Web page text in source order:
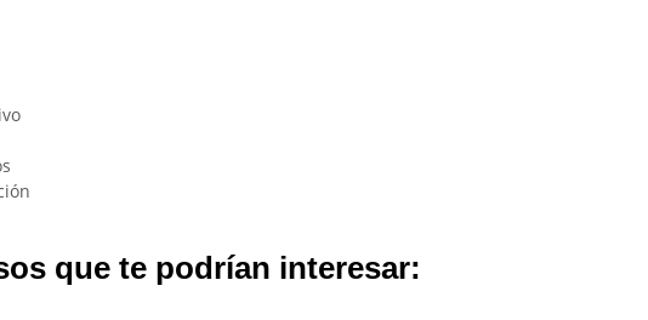
que te podrían interesar: